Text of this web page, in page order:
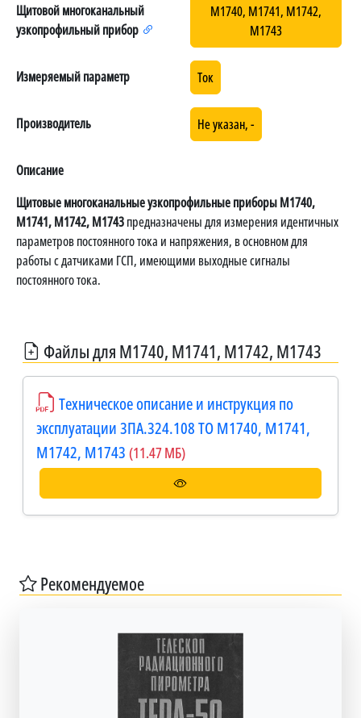
Щитовой многоканальный
узкопрофильный прибор
М1740, М1741, М1742,
М1743
Измеряемый параметр Ток
Производитель Не указан, -
Описание
Щитовые многоканальные узкопрофильные приборы М1740,
М1741, М1742, М1743предназначены для измерения идентичных
параметров постоянного тока и напряжения, в основном для
работы с датчиками ГСП, имеющими выходные сигналы
постоянного тока.
Файлы для М1740, М1741, М1742, М1743
Техническое описание и инструкция по
эксплуатации 3ПА.324.108 ТО М1740, М1741,
М1742, М1743 (11.47 МБ)
Рекомендуемое